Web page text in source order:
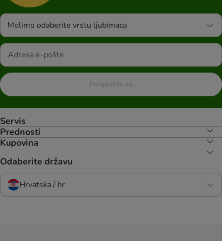
Molimo odaberite vrstu ljubimaca
Pretplatite se
Servis
Prednosti
Kupovina
Odaberite državu
Hrvatska / hr